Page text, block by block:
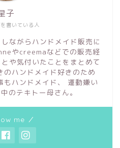
書いている人
子
ながらハンドメイド販売に
やcreemaなどでの販売経
や気付いたことをまとめて
のハンドメイド好きのため
もハンドメイド、 運動嫌い
のテキトー母さん。
me ／